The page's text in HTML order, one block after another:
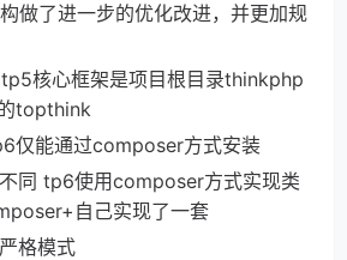
做了进一步的优化改进，并更加规
核心框架是项目根目录thinkphp
topthink
仅能通过composer方式安装
同 tp6使用composer方式实现类
自己实现了一套
格模式